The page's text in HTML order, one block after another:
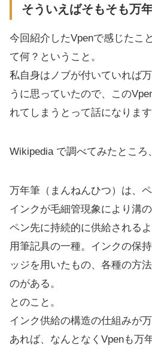
そういえばそもそも万
今回紹介したVpenで感じたこ
て何？ということ。
私自身はノブが付いていれば
うに思っていたので、この
れてしまうとって話になります
Wikipedia で調べてみたところ、
万年筆（まんねんひつ）は、
インクが毛細管現象により溝
ペン先に持続的に供給される
用筆記具の一種。インクの保
ッジを用いたもの、各種の方
のがある。
とのこと。
インク供給の構造の仕組みが
あれば、なんとなくVpenも万